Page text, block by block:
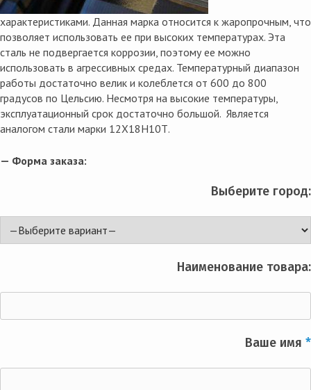
характеристиками. Данная марка относится к жаропрочным, что
позволяет использовать ее при высоких температурах. Эта
сталь не подвергается коррозии, поэтому ее можно
использовать в агрессивных средах. Температурный диапазон
работы достаточно велик и колеблется от 600 до 800
градусов по Цельсию. Несмотря на высокие температуры,
эксплуатационный срок достаточно большой. Является
аналогом стали марки 12Х18Н10Т.
— Форма заказа:
Выберите город:
Наименование товара:
Ваше имя *